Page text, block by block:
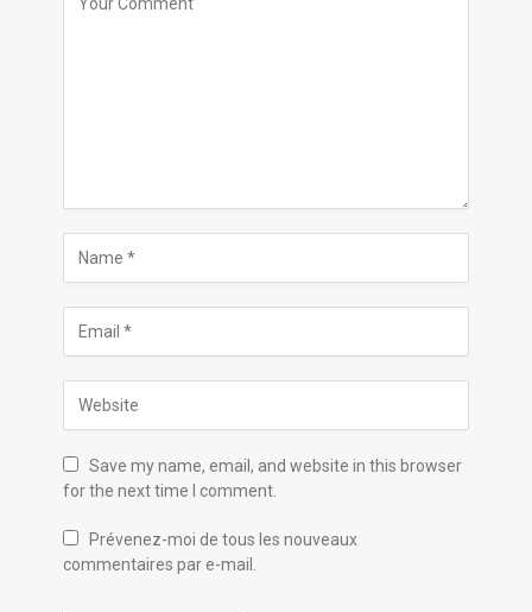
Save my name, email, and website in this browser
for the next time I comment.
Prévenez-moi de tous les nouveaux
commentaires par e-mail.